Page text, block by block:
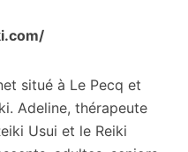
situé à Le Pecq et
Adeline, thérapeute
Usui et le Reiki